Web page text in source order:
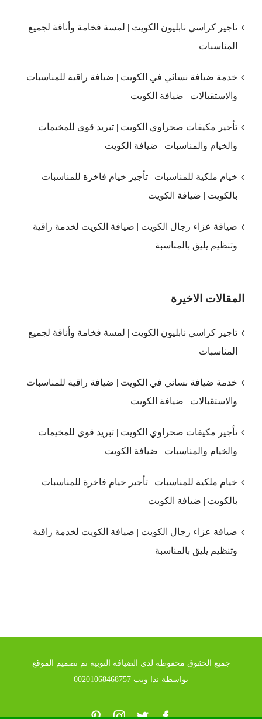
تاجير كراسي نابليون الكويت | لمسة فخامة وأناقة لجميع
المناسبات
خدمة ضيافة نسائي في الكويت | ضيافة راقية للمناسبات
والاستقبالات | ضيافة الكويت
تأجير مكيفات صحراوي الكويت | تبريد قوي للمخيمات
والخيام والمناسبات | ضيافة الكويت
خيام ملكية للمناسبات | تأجير خيام فاخرة للمناسبات
بالكويت | ضيافة الكويت
ضيافة عزاء رجال الكويت | ضيافة الكويت لخدمة راقية
وتنظيم يليق بالمناسبة
المقالات الاخيرة
تاجير كراسي نابليون الكويت | لمسة فخامة وأناقة لجميع
المناسبات
خدمة ضيافة نسائي في الكويت | ضيافة راقية للمناسبات
والاستقبالات | ضيافة الكويت
تأجير مكيفات صحراوي الكويت | تبريد قوي للمخيمات
والخيام والمناسبات | ضيافة الكويت
خيام ملكية للمناسبات | تأجير خيام فاخرة للمناسبات
بالكويت | ضيافة الكويت
ضيافة عزاء رجال الكويت | ضيافة الكويت لخدمة راقية
وتنظيم يليق بالمناسبة
جميع الحقوق محفوظة لدي الضيافة النوبية تم تصميم الموقع
بواسطة ندا ويب 00201068468757
Facebook
Twitter
Instagram
Pinterest